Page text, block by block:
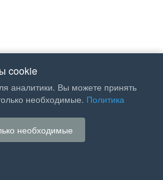
cookie
аналитики. Вы можете принять
необходимые. Политика
необходимые
Songs, you
a coffee :)